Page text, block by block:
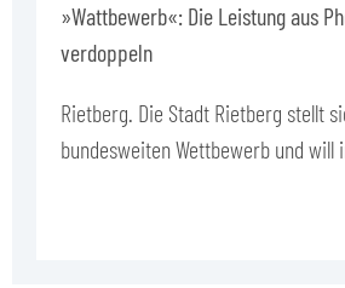
»Wattbewerb«: Die Leistung aus
verdoppeln
Rietberg. Die Stadt Rietberg stellt
bundesweiten Wettbewerb und